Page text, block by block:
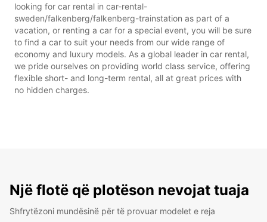
looking for car rental in car-rental-
sweden/falkenberg/falkenberg-trainstation as part of a
vacation, or renting a car for a special event, you will be sure
to find a car to suit your needs from our wide range of
economy and luxury models. As a global leader in car rental,
we pride ourselves on providing world class service, offering
flexible short- and long-term rental, all at great prices with
no hidden charges.
Një flotë që plotëson nevojat tuaja
Shfrytëzoni mundësinë për të provuar modelet e reja